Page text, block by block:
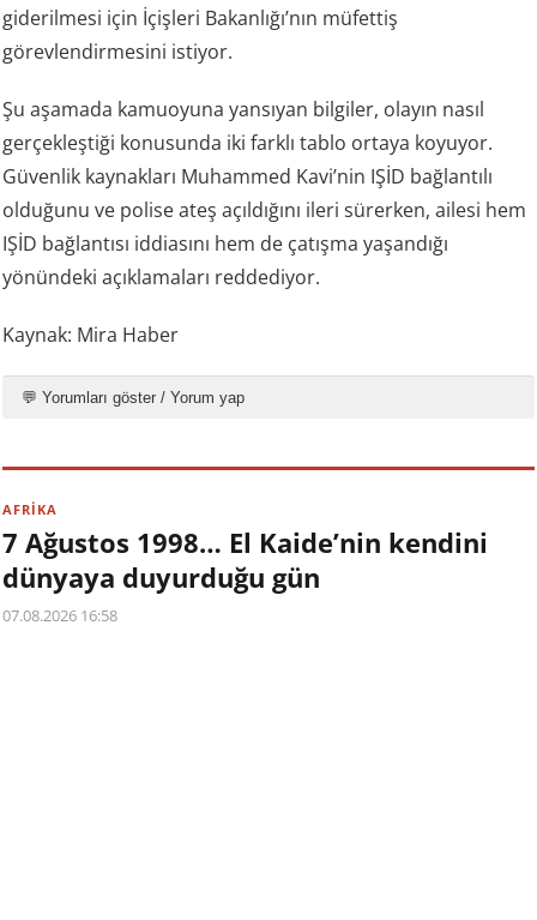
giderilmesi için İçişleri Bakanlığı’nın müfettiş
görevlendirmesini istiyor.
Şu aşamada kamuoyuna yansıyan bilgiler, olayın nasıl
gerçekleştiği konusunda iki farklı tablo ortaya koyuyor.
Güvenlik kaynakları Muhammed Kavi’nin IŞİD bağlantılı
olduğunu ve polise ateş açıldığını ileri sürerken, ailesi hem
IŞİD bağlantısı iddiasını hem de çatışma yaşandığı
yönündeki açıklamaları reddediyor.
Kaynak: Mira Haber
💬 Yorumları göster / Yorum yap
AFRİKA
7 Ağustos 1998… El Kaide’nin kendini
dünyaya duyurduğu gün
07.08.2026 16:58